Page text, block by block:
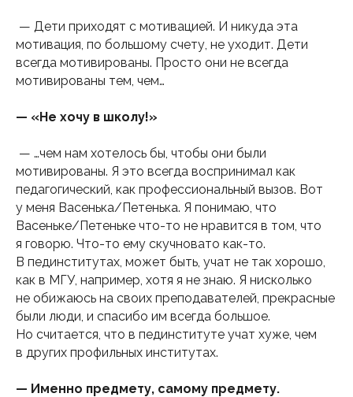
— Дети приходят с мотивацией. И никуда эта
мотивация, по большому счету, не уходит. Дети
всегда мотивированы. Просто они не всегда
мотивированы тем, чем…
— «Не хочу в школу!»
— …чем нам хотелось бы, чтобы они были
мотивированы. Я это всегда воспринимал как
педагогический, как профессиональный вызов. Вот
у меня Васенька/Петенька. Я понимаю, что
Васеньке/Петеньке что-то не нравится в том, что
я говорю. Что-то ему скучновато как-то.
В пединститутах, может быть, учат не так хорошо,
как в МГУ, например, хотя я не знаю. Я нисколько
не обижаюсь на своих преподавателей, прекрасные
были люди, и спасибо им всегда большое.
Но считается, что в пединституте учат хуже, чем
в других профильных институтах.
— Именно предмету, самому предмету.